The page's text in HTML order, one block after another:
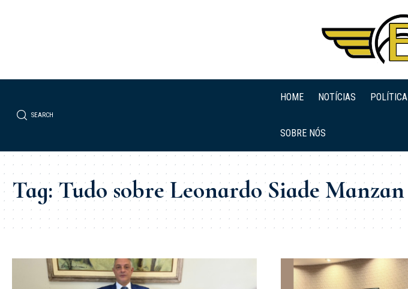
SEARCH
HOME NOTÍCIAS POLÍTICA
SOBRE NÓS
Tag:Tudo sobre Leonardo Siade Manzan